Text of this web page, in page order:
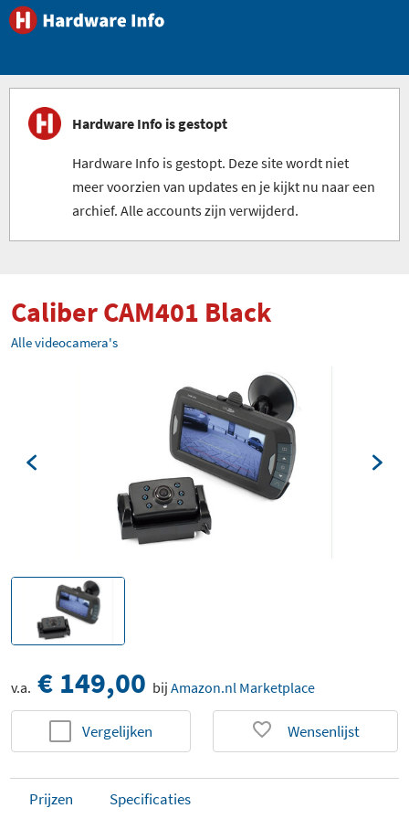
Hardware Info is gestopt
Hardware Info is gestopt. Deze site wordt niet
meer voorzien van updates en je kijkt nu naar een
archief. Alle accounts zijn verwijderd.
Caliber CAM401 Black
Alle videocamera's
v.a. € 149,00 bij Amazon.nl Marketplace
Vergelijken Wensenlijst
Prijzen Specificaties